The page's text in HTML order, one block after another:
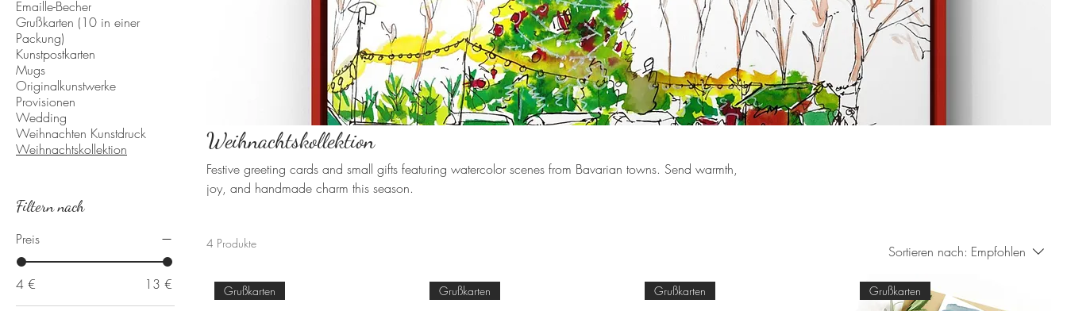
Emaille-Becher
Grußkarten (10 in einer
Packung)
Kunstpostkarten
Mugs
Originalkunstwerke
Provisionen
Wedding
Weihnachten Kunstdruck
Weihnachtskollektion
Filtern nach
Preis
4 € 13 €
Weihnachtskollektion
Festive greeting cards and small gifts featuring watercolor scenes from Bavarian towns. Send warmth,
joy, and handmade charm this season.
4 Produkte Sortieren nach: Empfohlen
Grußkarten Grußkarten Grußkarten Grußkarten